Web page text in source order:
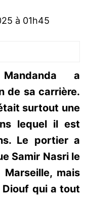
à 01h45
a
de sa carrière.
surtout une
lequel il est
Le portier a
Samir Nasri le
mais
Diouf qui a tout